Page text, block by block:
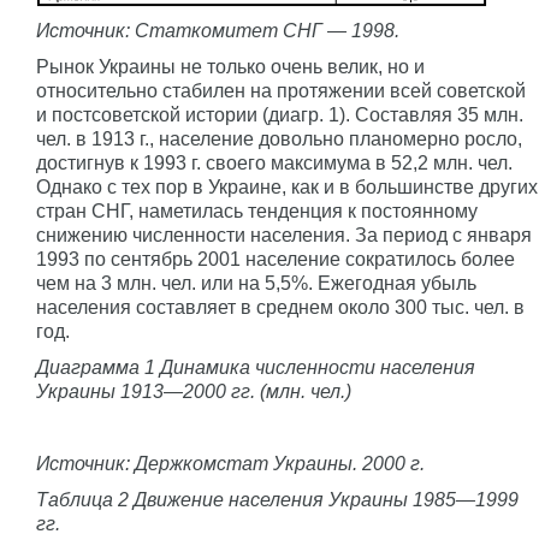
Источник: Статкомитет СНГ — 1998.
Рынок Украины не только очень велик, но и
относительно стабилен на протяжении всей советской
и постсоветской истории (диагр. 1). Составляя 35 млн.
чел. в 1913 г., население довольно планомерно росло,
достигнув к 1993 г. своего максимума в 52,2 млн. чел.
Однако с тех пор в Украине, как и в большинстве других
стран СНГ, наметилась тенденция к постоянному
снижению численности населения. За период с января
1993 по сентябрь 2001 население сократилось более
чем на 3 млн. чел. или на 5,5%. Ежегодная убыль
населения составляет в среднем около 300 тыс. чел. в
год.
Диаграмма 1 Динамика численности населения
Украины 1913—2000 гг. (млн. чел.)
Источник: Держкомстат Украины. 2000 г.
Таблица 2 Движение населения Украины 1985—1999
гг.